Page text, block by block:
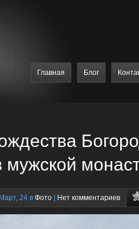
Главная Блог
мужской
24 в Фото Нет комментариев